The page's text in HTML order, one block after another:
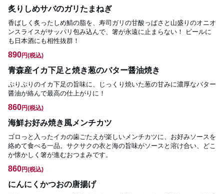
炙りしめサバのガリたまねぎ
香ばしく炙ったしめ鯖の脂を、寿司ガリの甘酸っぱさと山盛りのオニオ
ンスライスがサッパリ包み込んで、箸が永遠に止まらない！ ビールに
も日本酒にも相性抜群！
890円(税込)
青森産イカ下足と焼き葱のバター醤油焼き
ぷりぷりのイカ下足の旨味に、じっくり焼いた葱の甘みに濃厚なバター
醤油が絡んで最高の仕上がりに！
860円(税込)
海鮮お好み焼き風メンチカツ
ゴロっと入ったイカの歯ごたえが楽しいメンチカツに、お好みソースを
絡めて食べる一品。サクサクの衣と海の旨味がソースと溶け合い、どこ
か懐かしく箸が進むおつまみです。
860円(税込)
にんにくかつおの唐揚げ